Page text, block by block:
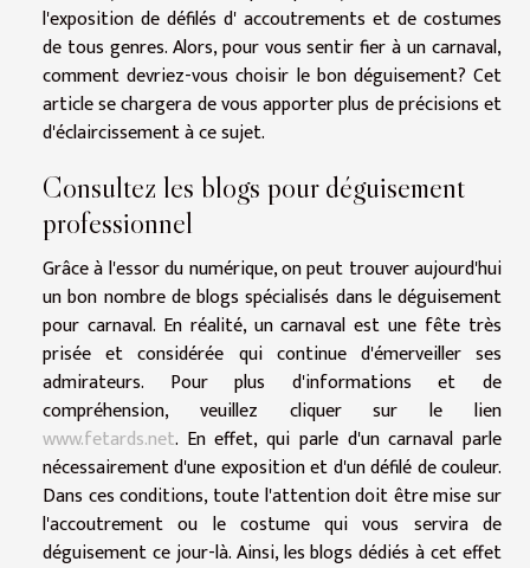
l'exposition de défilés d' accoutrements et de costumes
de tous genres. Alors, pour vous sentir fier à un carnaval,
comment devriez-vous choisir le bon déguisement? Cet
article se chargera de vous apporter plus de précisions et
d'éclaircissement à ce sujet.
Consultez les blogs pour déguisement
professionnel
Grâce à l'essor du numérique, on peut trouver aujourd'hui
un bon nombre de blogs spécialisés dans le déguisement
pour carnaval. En réalité, un carnaval est une fête très
prisée et considérée qui continue d'émerveiller ses
admirateurs. Pour plus d'informations et de
compréhension, veuillez cliquer sur le lien
www.fetards.net. En effet, qui parle d'un carnaval parle
nécessairement d'une exposition et d'un défilé de couleur.
Dans ces conditions, toute l'attention doit être mise sur
l'accoutrement ou le costume qui vous servira de
déguisement ce jour-là. Ainsi, les blogs dédiés à cet effet